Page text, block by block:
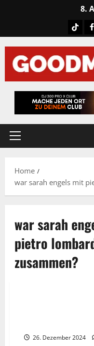
8.
Tiktok
Primary
Home
war sarah engels mit
war sarah
pietro
zusammen?
26. Dezember 2024